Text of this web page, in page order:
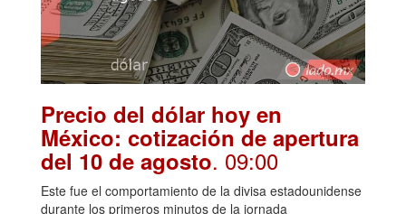
Precio del dólar hoy en
México: cotización de apertura
del 10 de agosto. 09:00
Este fue el comportamiento de la divisa estadounidense
durante los primeros minutos de la jornada